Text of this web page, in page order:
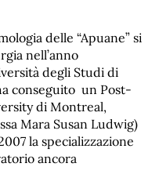
delle “Apuane” si
nell’anno
degli Studi di
conseguito un Post-
di Montreal,
Mara Susan Ludwig)
la specializzazione
ancora